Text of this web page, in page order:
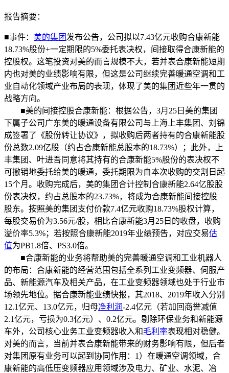
报告摘要：
■事件： 美的集团 发布公告，公司拟以7.43亿元收购合康新能
18.73%股份+一定期限的5%委托表决权，间接取得合康新能的
控股权。 这笔投资对美的而言规模不大，若并表合康新能短期
内也对美的业绩影响有限，但这是公司继续完善暖通空调和工
业自动化领域产业布局的表现，体现了美的集团近些年一贯的
战略方向。
■美的间接控股合康新能：根据公告，3月25日美的集团
下属子公司广东美的暖通设备有限公司与上海上丰集团、刘锦
成签署了《股份转让协议》，拟收购后两者持有的合康新能股
份总数2.09亿股（约占合康新能总股本的18.73%）；此外，上
丰集团、叶进吾同意将其持有的合康新能5%股份的表决权不
可撤销地委托给美的暖通，委托期限为自本次收购的交割日起
15个月。收购完成后，美的集团合计控制合康新能2.64亿股股
份表决权，约占总股本的23.73%，将成为合康新能间接控股
股东。按照美的集团支付价款7.4亿元收购18.73%股权计算，
每股交易价为3.56元/股，相比合康新能3月25日的收盘，收购
溢价率5.3%；若按照合康新能2019年业绩预告，对应交易估
值为PB1.8倍、PS3.0倍。
■合康新能的业务将帮助美的完善暖通空调和工业机器人
的布局：合康新能的经营范围包括全系列工业变频器、伺服产
品、新能源汽车及相关产品，在工业变频器领域也处于行业市
场领先地位。据合康新能业绩快报，其2018、2019年收入分别
12.1亿元、13.0亿元，归母净利润-2.4亿元（若加回商誉减值
2.1亿元，亏损为0.3亿元）、0.2亿元。剔除环保业务和新能源
车外，公司核心业务工业变频器收入和毛利率表现相对稳健。
对美的而言，当前并表合康新能带来的财务影响有限，但后者
对集团原有业务可以起到协同作用：1）在暖通空调领域，合
康新能的高低压变频器应用领域涉及电力、矿业、水泥、冶